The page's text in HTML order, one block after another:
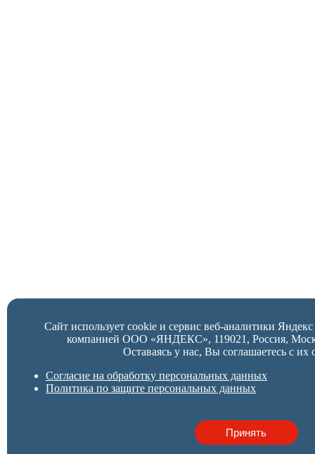
Сайт использует cookie и сервис веб-аналитики
компанией ООО «ЯНДЕКС», 119021, Россия,
Оставаясь у нас, Вы соглашаетесь с их
Согласие на обработку персональных данных
Политика по защите персональных данных
Принять